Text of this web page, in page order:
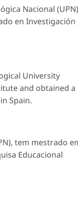
Nacional
en Investigación
University
and obtained a
Spain.
tem mestrado
Educacional